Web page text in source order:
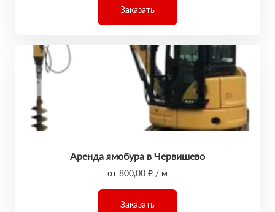
Заказать
Аренда ямобура в Червишево
от 800,00 ₽ / м
Заказать